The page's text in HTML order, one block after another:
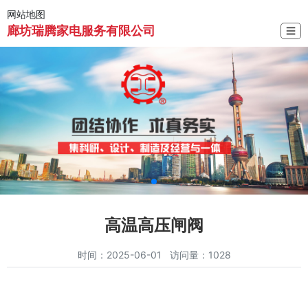
网站地图
廊坊瑞腾家电服务有限公司 ☰
高温高压闸阀
时间：2025-06-01 访问量：1028